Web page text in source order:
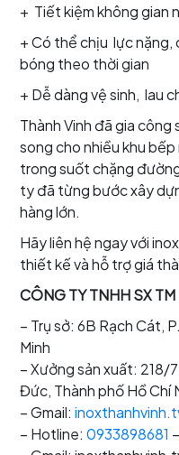
+ Tiết kiệm không gian
+ Có thể chịu lực nặng,
bóng theo thời gian
+ Dễ dàng vệ sinh, lau
Thành Vinh đã gia
song cho nhiều khu bếp
trong suốt chặng
ty đã từng bước xây
hàng lớn.
Hãy liên hệ ngay với
thiết kế và hỗ trợ giá
CÔNG TY TNHH SX
– Trụ sở: 6B Rạch Cát,
Minh
– Xưởng sản xuất: 218/
Đức, Thành phố Hồ Chí
– Gmail:
– Hotline: 0933898681 –